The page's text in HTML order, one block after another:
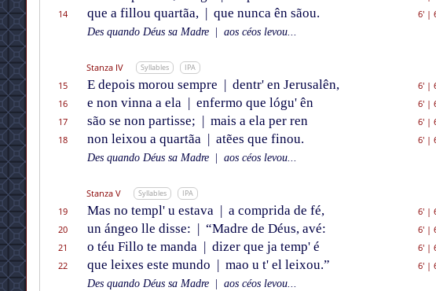
14
que a fillou quartãa, | que nunca ên sãou. 6'|
Des quando Déus sa Madre
aos céos levou...
Stanza IV Syllables IPA
15 E depois morou sempre | dentr' en Jerusalên, 6'|
16
e non vinna a ela | enfermo que lógu' ên 6'|
17
são se non partisse; | mais a ela per ren 6'|
18
non leixou a quartãa | atẽes que finou. 6'|
Des quando Déus sa Madre
aos céos levou...
Stanza V Syllables IPA
19 Mas no templ' u estava | a comprida de fé, 6'|
20
un ángeo lle disse: | “Madre de Déus, avé: 6'|
21
o téu Fillo te manda | dizer que ja temp' é 6'|
22
que leixes este mundo | mao u t' el leixou.” 6'|
Des quando Déus sa Madre
aos céos levou...